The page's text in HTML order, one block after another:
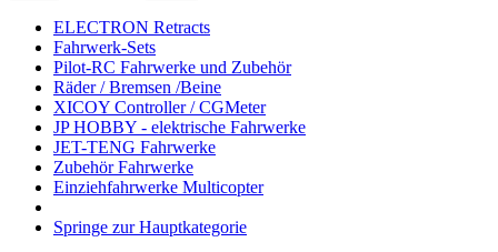
ELECTRON Retracts
Fahrwerk-Sets
Pilot-RC Fahrwerke und Zubehör
Räder / Bremsen /Beine
XICOY Controller / CGMeter
JP HOBBY - elektrische Fahrwerke
JET-TENG Fahrwerke
Zubehör Fahrwerke
Einziehfahrwerke Multicopter
Springe zur Hauptkategorie